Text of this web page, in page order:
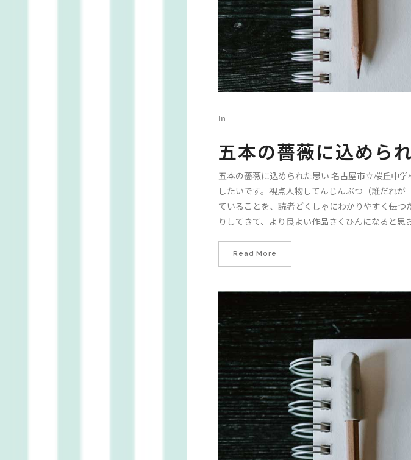
In
五本の薔薇に込めら
五本の薔薇に込められた思い 名古屋市立桜丘中
したいです。視点人物してんじんぶつ（誰だれ
ていることを、読者どくしゃにわかりやすく伝
りしてきて、より良よい作品さくひんになると思
Read More